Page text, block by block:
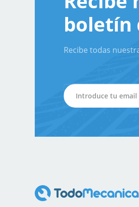
boletín
Recibe todas